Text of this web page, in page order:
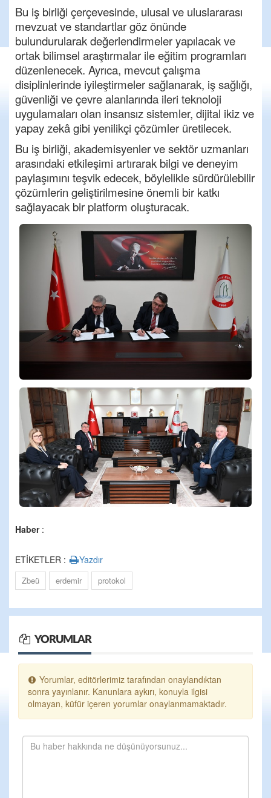
Bu iş birliği çerçevesinde, ulusal ve uluslararası
mevzuat ve standartlar göz önünde
bulundurularak değerlendirmeler yapılacak ve
ortak bilimsel araştırmalar ile eğitim programları
düzenlenecek. Ayrıca, mevcut çalışma
disiplinlerinde iyileştirmeler sağlanarak, iş sağlığı,
güvenliği ve çevre alanlarında ileri teknoloji
uygulamaları olan insansız sistemler, dijital ikiz ve
yapay zekâ gibi yenilikçi çözümler üretilecek.
Bu iş birliği, akademisyenler ve sektör uzmanları
arasındaki etkileşimi artırarak bilgi ve deneyim
paylaşımını teşvik edecek, böylelikle sürdürülebilir
çözümlerin geliştirilmesine önemli bir katkı
sağlayacak bir platform oluşturacak.
Haber:
ETİKETLER : Yazdır
Zbeü erdemir protokol
YORUMLAR
Yorumlar, editörlerimiz tarafından onaylandıktan
sonra yayınlanır. Kanunlara aykırı, konuyla ilgisi
olmayan, küfür içeren yorumlar onaylanmamaktadır.